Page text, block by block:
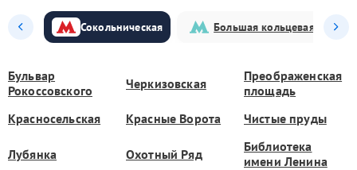
Сокольническая Большая кольцевая
Бульвар
Рокоссовского
Черкизовская
Преображенская
площадь
Красносельская
Красные Ворота Чистые пруды
Лубянка Охотный Ряд
Библиотека
имени Ленина